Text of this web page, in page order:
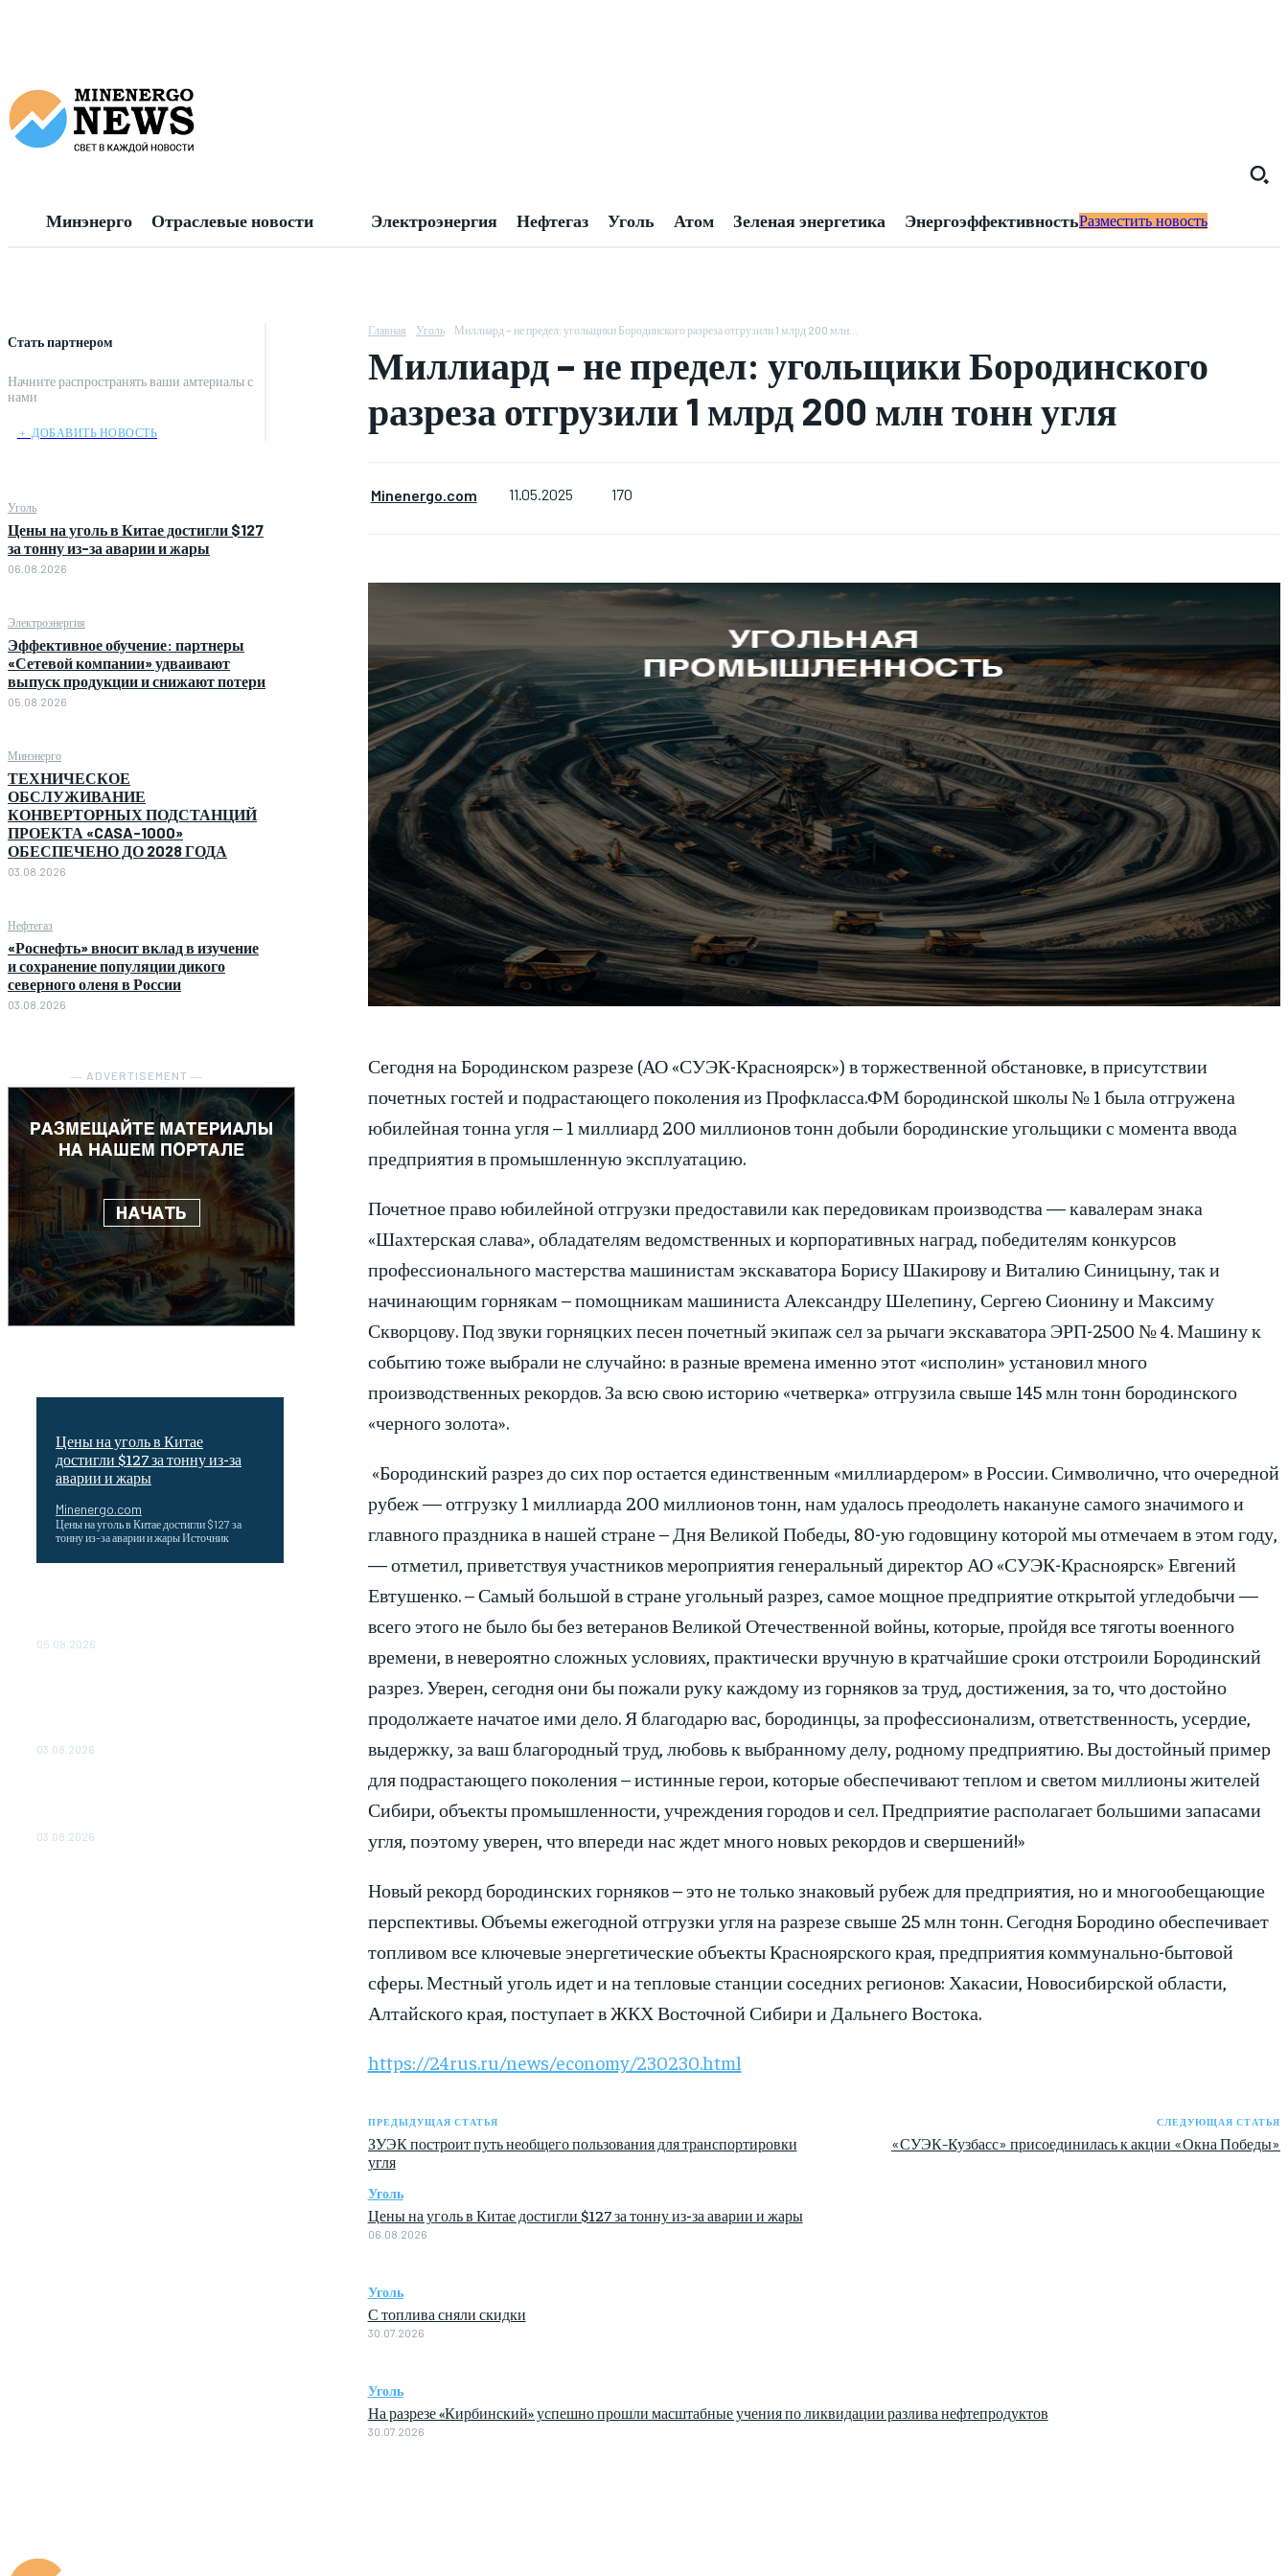
Минэнерго Отраслевые новости Электроэнергия Нефтегаз Уголь Атом Зеленая энергетика ЭнергоэффективностьРазместить новость
Стать партнером
Начните распространять ваши амтериалы с
нами
﹢ ДОБАВИТЬ НОВОСТЬ
Уголь
Цены на уголь в Китае достигли $127
за тонну из-за аварии и жары
06.08.2026
Электроэнергия
Эффективное обучение: партнеры
«Сетевой компании» удваивают
выпуск продукции и снижают потери
05.08.2026
Минэнерго
ТЕХНИЧЕСКОЕ
ОБСЛУЖИВАНИЕ
КОНВЕРТОРНЫХ ПОДСТАНЦИЙ
ПРОЕКТА «CASA-1000»
ОБЕСПЕЧЕНО ДО 2028 ГОДА
03.08.2026
Нефтегаз
«Роснефть» вносит вклад в изучение
и сохранение популяции дикого
северного оленя в России
03.08.2026
― ADVERTISEMENT ―
Цены на уголь в Китае
достигли $127 за тонну из-за
аварии и жары
Minenergo.com
Цены на уголь в Китае достигли $127 за
тонну из-за аварии и жары Источник
05.08.2026
03.08.2026
03.08.2026
Главная Уголь Миллиард – не предел: угольщики Бородинского разреза отгрузили 1 млрд 200 млн...
Миллиард – не предел: угольщики Бородинского
разреза отгрузили 1 млрд 200 млн тонн угля
Minenergo.com 11.05.2025 170
Сегодня на Бородинском разрезе (АО «СУЭК-Красноярск») в торжественной обстановке, в присутствии
почетных гостей и подрастающего поколения из Профкласса.ФМ бородинской школы № 1 была отгружена
юбилейная тонна угля – 1 миллиард 200 миллионов тонн добыли бородинские угольщики с момента ввода
предприятия в промышленную эксплуатацию.
Почетное право юбилейной отгрузки предоставили как передовикам производства — кавалерам знака
«Шахтерская слава», обладателям ведомственных и корпоративных наград, победителям конкурсов
профессионального мастерства машинистам экскаватора Борису Шакирову и Виталию Синицыну, так и
начинающим горнякам – помощникам машиниста Александру Шелепину, Сергею Сионину и Максиму
Скворцову. Под звуки горняцких песен почетный экипаж сел за рычаги экскаватора ЭРП-2500 № 4. Машину к
событию тоже выбрали не случайно: в разные времена именно этот «исполин» установил много
производственных рекордов. За всю свою историю «четверка» отгрузила свыше 145 млн тонн бородинского
«черного золота».
«Бородинский разрез до сих пор остается единственным «миллиардером» в России. Символично, что очередной
рубеж — отгрузку 1 миллиарда 200 миллионов тонн, нам удалось преодолеть накануне самого значимого и
главного праздника в нашей стране – Дня Великой Победы, 80-ую годовщину которой мы отмечаем в этом году,
— отметил, приветствуя участников мероприятия генеральный директор АО «СУЭК-Красноярск» Евгений
Евтушенко. – Самый большой в стране угольный разрез, самое мощное предприятие открытой угледобычи —
всего этого не было бы без ветеранов Великой Отечественной войны, которые, пройдя все тяготы военного
времени, в невероятно сложных условиях, практически вручную в кратчайшие сроки отстроили Бородинский
разрез. Уверен, сегодня они бы пожали руку каждому из горняков за труд, достижения, за то, что достойно
продолжаете начатое ими дело. Я благодарю вас, бородинцы, за профессионализм, ответственность, усердие,
выдержку, за ваш благородный труд, любовь к выбранному делу, родному предприятию. Вы достойный пример
для подрастающего поколения – истинные герои, которые обеспечивают теплом и светом миллионы жителей
Сибири, объекты промышленности, учреждения городов и сел. Предприятие располагает большими запасами
угля, поэтому уверен, что впереди нас ждет много новых рекордов и свершений!»
Новый рекорд бородинских горняков – это не только знаковый рубеж для предприятия, но и многообещающие
перспективы. Объемы ежегодной отгрузки угля на разрезе свыше 25 млн тонн. Сегодня Бородино обеспечивает
топливом все ключевые энергетические объекты Красноярского края, предприятия коммунально-бытовой
сферы. Местный уголь идет и на тепловые станции соседних регионов: Хакасии, Новосибирской области,
Алтайского края, поступает в ЖКХ Восточной Сибири и Дальнего Востока.
https://24rus.ru/news/economy/230230.html
ПРЕДЫДУЩАЯ СТАТЬЯ
ЗУЭК построит путь необщего пользования для транспортировки
угля
СЛЕДУЮЩАЯ СТАТЬЯ
«СУЭК-Кузбасс» присоединилась к акции «Окна Победы»
Уголь
Цены на уголь в Китае достигли $127 за тонну из-за аварии и жары
06.08.2026
Уголь
С топлива сняли скидки
30.07.2026
Уголь
На разрезе «Кирбинский» успешно прошли масштабные учения по ликвидации разлива нефтепродуктов
30.07.2026